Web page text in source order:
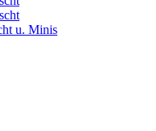
u. Minis